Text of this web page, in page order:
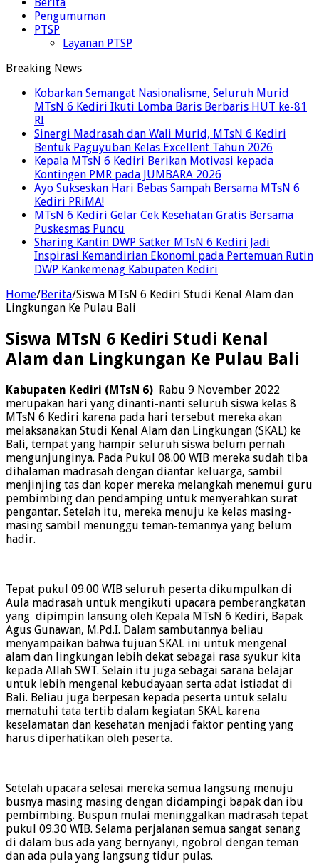
Pengumuman
PTSP
Layanan PTSP
Breaking News
Kobarkan Semangat Nasionalisme, Seluruh Murid
MTsN 6 Kediri Ikuti Lomba Baris Berbaris HUT ke-81
RI
Sinergi Madrasah dan Wali Murid, MTsN 6 Kediri
Bentuk Paguyuban Kelas Excellent Tahun 2026
Kepala MTsN 6 Kediri Berikan Motivasi kepada
Kontingen PMR pada JUMBARA 2026
Ayo Sukseskan Hari Bebas Sampah Bersama MTsN 6
Kediri PRiMA!
MTsN 6 Kediri Gelar Cek Kesehatan Gratis Bersama
Puskesmas Puncu
Sharing Kantin DWP Satker MTsN 6 Kediri Jadi
Inspirasi Kemandirian Ekonomi pada Pertemuan Rutin
DWP Kankemenag Kabupaten Kediri
Home/Berita/Siswa MTsN 6 Kediri Studi Kenal Alam dan
Lingkungan Ke Pulau Bali
Siswa MTsN 6 Kediri Studi Kenal
Alam dan Lingkungan Ke Pulau Bali
Kabupaten Kediri (MTsN 6) Rabu 9 November 2022
merupakan hari yang dinanti-nanti seluruh siswa kelas 8
MTsN 6 Kediri karena pada hari tersebut mereka akan
melaksanakan Studi Kenal Alam dan Lingkungan (SKAL) ke
Bali, tempat yang hampir seluruh siswa belum pernah
mengunjunginya. Pada Pukul 08.00 WIB mereka sudah tiba
dihalaman madrasah dengan diantar keluarga, sambil
menjinjing tas dan koper mereka melangkah menemui guru
pembimbing dan pendamping untuk menyerahkan surat
pengantar. Setelah itu, mereka menuju ke kelas masing-
masing sambil menunggu teman-temannya yang belum
hadir.
Tepat pukul 09.00 WIB seluruh peserta dikumpulkan di
Aula madrasah untuk mengikuti upacara pemberangkatan
yang dipimpin lansung oleh Kepala MTsN 6 Kediri, Bapak
Agus Gunawan, M.Pd.I. Dalam sambutannya beliau
menyampaikan bahwa tujuan SKAL ini untuk mengenal
alam dan lingkungan lebih dekat sebagai rasa syukur kita
kepada Allah SWT. Selain itu juga sebagai sarana belajar
untuk lebih mengenal kebudayaan serta adat istiadat di
Bali. Beliau juga berpesan kepada peserta untuk selalu
mematuhi tata tertib dalam kegiatan SKAL karena
keselamatan dan kesehatan menjadi faktor penting yang
harus diperhatikan oleh peserta.
Setelah upacara selesai mereka semua langsung menuju
busnya masing masing dengan didampingi bapak dan ibu
pembimbing. Buspun mulai meninggalkan madrasah tepat
pukul 09.30 WIB. Selama perjalanan semua sangat senang
di dalam bus ada yang bernyanyi, ngobrol dengan teman
dan ada pula yang langsung tidur pulas.